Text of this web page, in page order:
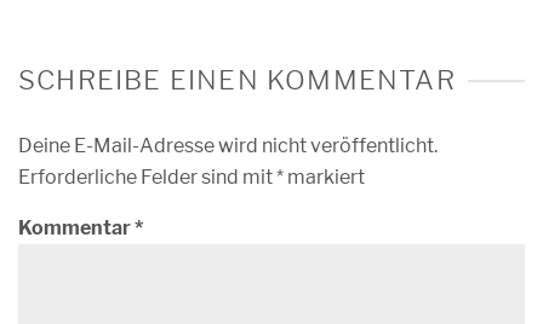
SCHREIBE EINEN KOMMENTAR
Deine E-Mail-Adresse wird nicht veröffentlicht.
Erforderliche Felder sind mit* markiert
Kommentar*